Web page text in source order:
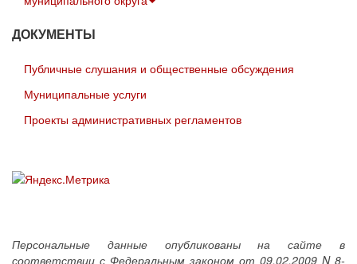
ДОКУМЕНТЫ
Публичные слушания и общественные обсуждения
Муниципальные услуги
Проекты административных регламентов
Персональные данные опубликованы на сайте в
соответствии с Федеральным законом от 09.02.2009 N 8-